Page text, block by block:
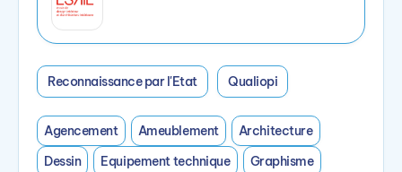
Reconnaissance par l'Etat Qualiopi
Agencement Ameublement
Architecture
Dessin
Equipement technique Graphisme